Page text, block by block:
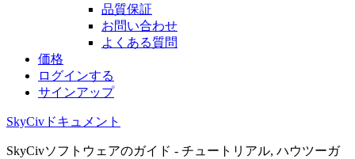
品質保証
お問い合わせ
よくある質問
価格
ログインする
サインアップ
SkyCivドキュメント
SkyCivソフトウェアのガイド - チュートリアル, ハウツーガ